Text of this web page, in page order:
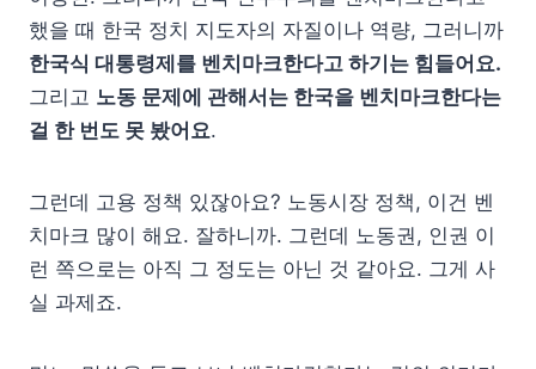
했을 때 한국 정치 지도자의 자질이나 역량, 그러니까
한국식 대통령제를 벤치마크한다고 하기는 힘들어요.
그리고 노동 문제에 관해서는 한국을 벤치마크한다는
걸 한 번도 못 봤어요.
그런데 고용 정책 있잖아요? 노동시장 정책, 이건 벤
치마크 많이 해요. 잘하니까. 그런데 노동권, 인권 이
런 쪽으로는 아직 그 정도는 아닌 것 같아요. 그게 사
실 과제죠.